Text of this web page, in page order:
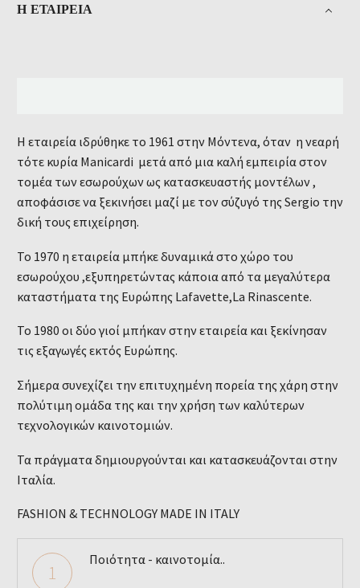
Η ΕΤΑΙΡΕΊΑ
Η εταιρεία ιδρύθηκε το 1961 στην Μόντενα, όταν η νεαρή
τότε κυρία Manicardi μετά από μια καλή εμπειρία στον
τομέα των εσωρούχων ως κατασκευαστής μοντέλων ,
αποφάσισε να ξεκινήσει μαζί με τον σύζυγό της Sergio την
δική τους επιχείρηση.
Το 1970 η εταιρεία μπήκε δυναμικά στο χώρο του
εσωρούχου ,εξυπηρετώντας κάποια από τα μεγαλύτερα
καταστήματα της Ευρώπης Lafavette,La Rinascente.
Το 1980 οι δύο γιοί μπήκαν στην εταιρεία και ξεκίνησαν
τις εξαγωγές εκτός Ευρώπης.
Σήμερα συνεχίζει την επιτυχημένη πορεία της χάρη στην
πολύτιμη ομάδα της και την χρήση των καλύτερων
τεχνολογικών καινοτομιών.
Τα πράγματα δημιουργούνται και κατασκευάζονται στην
Ιταλία.
FASHION & TECHNOLOGY MADE IN ITALY
1
Ποιότητα - καινοτομία..